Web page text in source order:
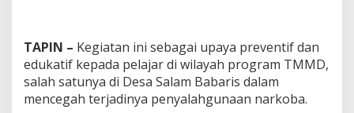
TAPIN – Kegiatan ini sebagai upaya preventif dan
edukatif kepada pelajar di wilayah program TMMD,
salah satunya di Desa Salam Babaris dalam
mencegah terjadinya penyalahgunaan narkoba.